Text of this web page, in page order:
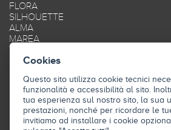
FLORA
SILHOUETTE
ALMA
MAREA
TRAME
OBLIQUE
FRAME
STYLE
SKY
INDUSTRY
Cookies
Questo sito utilizza cookie tecnici
funzionalità e accessibilità al sito.
tua esperienza sul nostro sito, la sua
prestazioni, nonché per ricordare le
invitiamo ad installare i cookie